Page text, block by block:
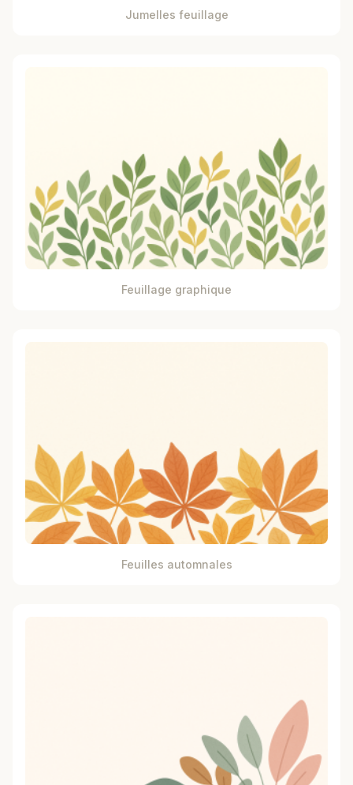
Jumelles feuillage
Feuillage graphique
Feuilles automnales